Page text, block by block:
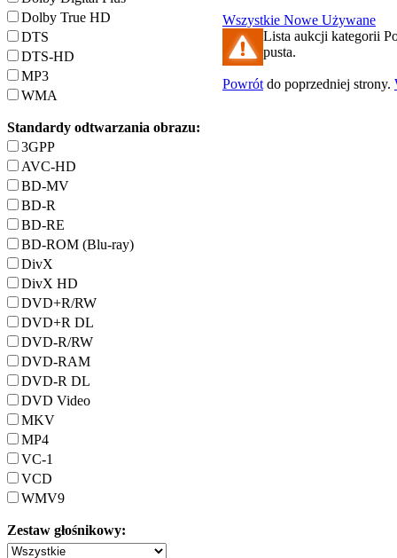
Dolby True HD
DTS
DTS-HD
MP3
WMA
Standardy odtwarzania obrazu:
3GPP
AVC-HD
BD-MV
BD-R
BD-RE
BD-ROM (Blu-ray)
DivX
DivX HD
DVD+R/RW
DVD+R DL
DVD-R/RW
DVD-RAM
DVD-R DL
DVD Video
MKV
MP4
VC-1
VCD
WMV9
Zestaw głośnikowy:
Wszystkie Nowe Używane
Lista aukcji kategorii
pusta.
Powrót do poprzedniej strony.